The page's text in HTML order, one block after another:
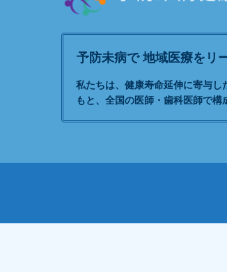
予防未病で 地域医療をリ
私たちは、健康寿命延伸に寄与し
もと、全国の医師・歯科医師で構